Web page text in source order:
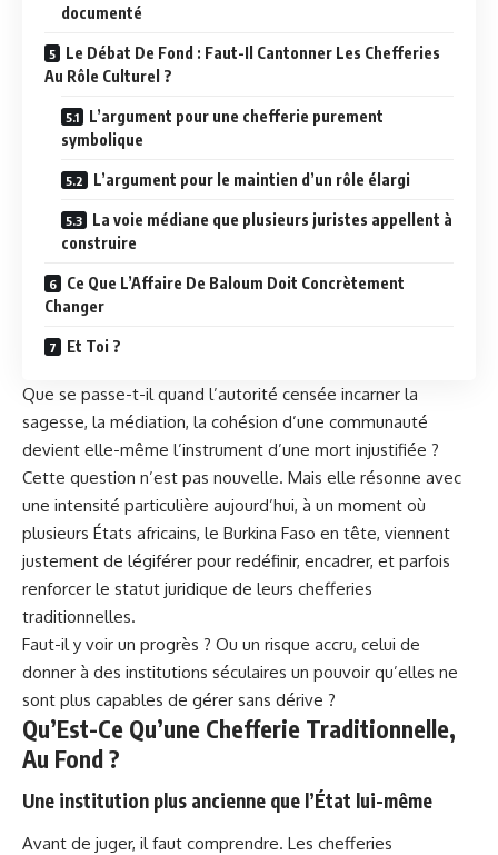
documenté
Le Débat De Fond : Faut-Il Cantonner Les Chefferies
Au Rôle Culturel ?
L’argument pour une chefferie purement
symbolique
L’argument pour le maintien d’un rôle élargi
La voie médiane que plusieurs juristes appellent à
construire
Ce Que L’Affaire De Baloum Doit Concrètement
Changer
Et Toi ?
Que se passe-t-il quand l’autorité censée incarner la
sagesse, la médiation, la cohésion d’une communauté
devient elle-même l’instrument d’une mort injustifiée ?
Cette question n’est pas nouvelle. Mais elle résonne avec
une intensité particulière aujourd’hui, à un moment où
plusieurs États africains, le Burkina Faso en tête, viennent
justement de légiférer pour redéfinir, encadrer, et parfois
renforcer le statut juridique de leurs chefferies
traditionnelles.
Faut-il y voir un progrès ? Ou un risque accru, celui de
donner à des institutions séculaires un pouvoir qu’elles ne
sont plus capables de gérer sans dérive ?
Qu’Est-Ce Qu’une Chefferie Traditionnelle,
Au Fond ?
Une institution plus ancienne que l’État lui-même
Avant de juger, il faut comprendre. Les chefferies